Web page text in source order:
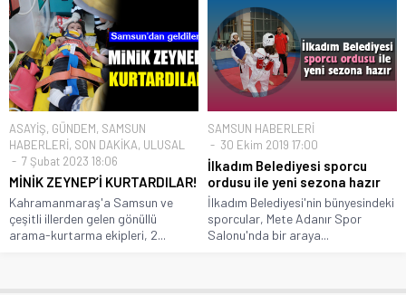
ASAYİŞ, GÜNDEM, SAMSUN
HABERLERİ, SON DAKİKA, ULUSAL
7 Şubat 2023 18:06
MİNİK ZEYNEP’İ KURTARDILAR!
Kahramanmaraş'a Samsun ve
çeşitli illerden gelen gönüllü
arama-kurtarma ekipleri, 2...
SAMSUN HABERLERİ
30 Ekim 2019 17:00
İlkadım Belediyesi sporcu
ordusu ile yeni sezona hazır
İlkadım Belediyesi'nin bünyesindeki
sporcular, Mete Adanır Spor
Salonu'nda bir araya...